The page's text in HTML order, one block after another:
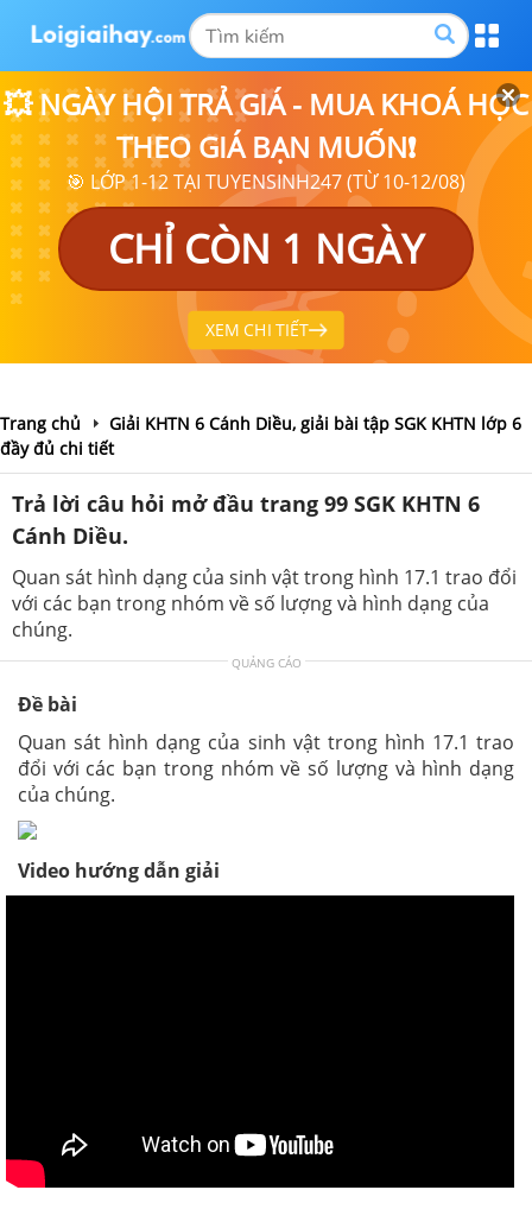
💥 NGÀY HỘI TRẢ GIÁ - MUA KHOÁ HỌC
THEO GIÁ BẠN MUỐN❗
🎯 LỚP 1-12 TẠI TUYENSINH247 (TỪ 10-12/08)
CHỈ CÒN 1 NGÀY
XEM CHI TIẾT
Trang chủ
Giải KHTN 6 Cánh Diều, giải bài tập SGK KHTN lớp 6
đầy đủ chi tiết
Trả lời câu hỏi mở đầu trang 99 SGK KHTN 6
Cánh Diều.
Quan sát hình dạng của sinh vật trong hình 17.1 trao đổi
với các bạn trong nhóm về số lượng và hình dạng của
chúng.
QUẢNG CÁO
Đề bài
Quan sát hình dạng của sinh vật trong hình 17.1 trao
đổi với các bạn trong nhóm về số lượng và hình dạng
của chúng.
Video hướng dẫn giải